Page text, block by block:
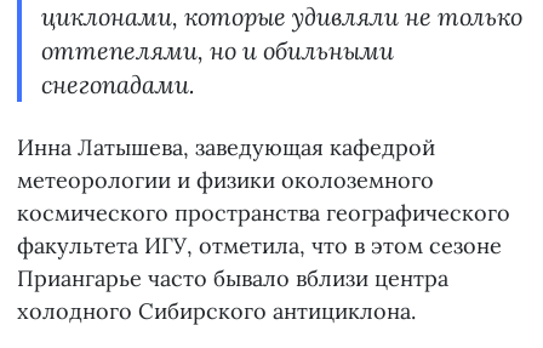
циклонами, которые удивляли не только
оттепелями, но и обильными
снегопадами.
Инна Латышева, заведующая кафедрой
метеорологии и физики околоземного
космического пространства географического
факультета ИГУ, отметила, что в этом сезоне
Приангарье часто бывало вблизи центра
холодного Сибирского антициклона.